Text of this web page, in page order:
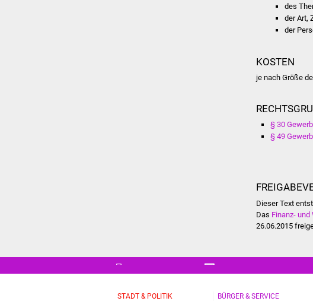
des
der Art,
der
KOSTEN
je nach Größe
§ 30
§ 49
Dieser Text
Das Finanz-
26.06.2015
STADT & POLITIK BÜRGER & SERVICE